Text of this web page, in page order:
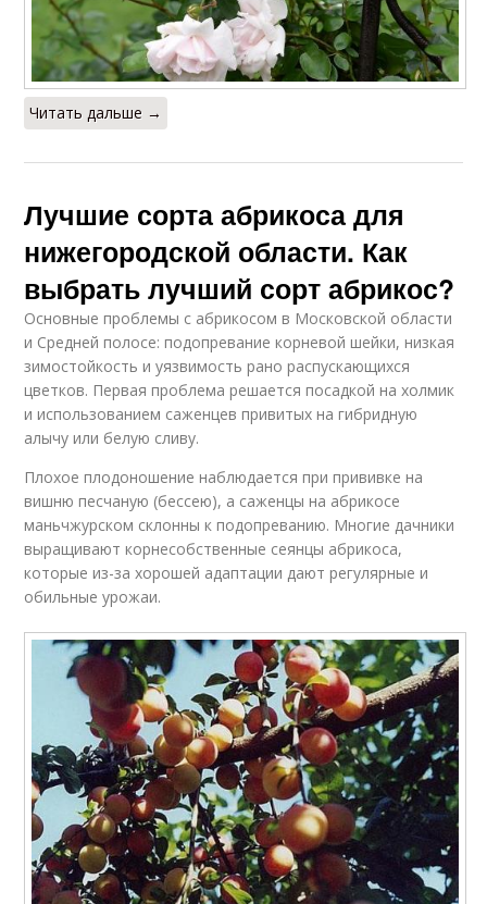
Читать дальше →
Лучшие сорта абрикоса для
нижегородской области. Как
выбрать лучший сорт абрикос?
Основные проблемы с абрикосом в Московской области
и Средней полосе: подопревание корневой шейки, низкая
зимостойкость и уязвимость рано распускающихся
цветков. Первая проблема решается посадкой на холмик
и использованием саженцев привитых на гибридную
алычу или белую сливу.
Плохое плодоношение наблюдается при прививке на
вишню песчаную (бессею), а саженцы на абрикосе
маньчжурском склонны к подопреванию. Многие дачники
выращивают корнесобственные сеянцы абрикоса,
которые из-за хорошей адаптации дают регулярные и
обильные урожаи.